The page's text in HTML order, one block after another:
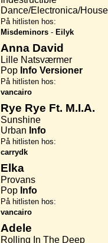
Dance/Electronica/House
På hitlisten hos:
Misdeminors - Eilyk
Anna David
Lille Natsværmer
Pop Info Versioner
På hitlisten hos:
vancairo
Rye Rye Ft. M.I.A.
Sunshine
Urban Info
På hitlisten hos:
carrydk
Elka
Provans
Pop Info
På hitlisten hos:
vancairo
Adele
Rolling In The Deep